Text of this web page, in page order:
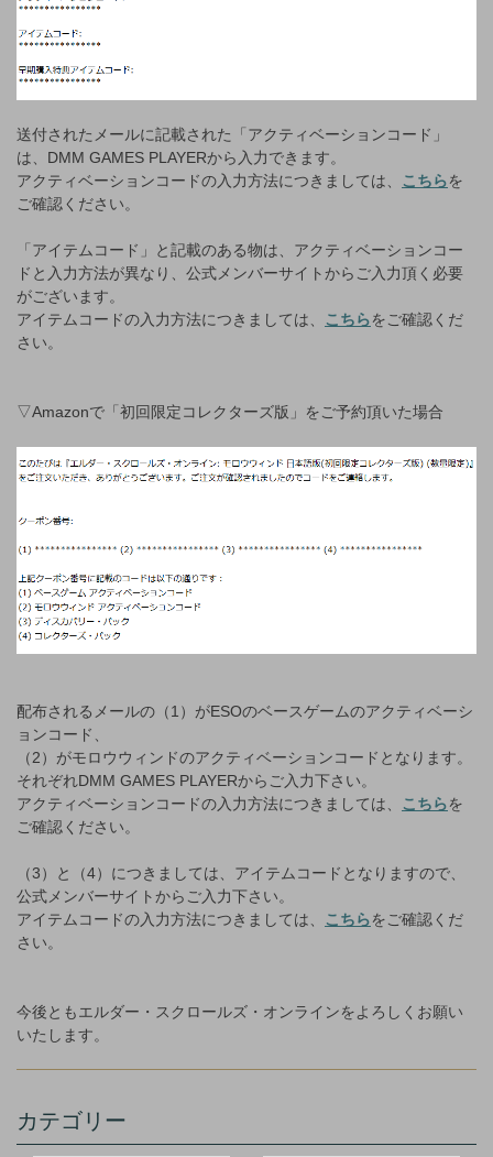
送付されたメールに記載された「アクティベーションコード」
は、DMM GAMES PLAYERから入力できます。
アクティベーションコードの入力方法につきましては、 こちらを
ご確認ください。
「アイテムコード」と記載のある物は、アクティベーションコー
ドと入力方法が異なり、公式メンバーサイトからご入力頂く必要
がございます。
アイテムコードの入力方法につきましては、 こちらをご確認くだ
さい。
▽Amazonで「初回限定コレクターズ版」をご予約頂いた場合
配布されるメールの（1）がESOのベースゲームのアクティベーシ
ョンコード、
（2）がモロウウィンドのアクティベーションコードとなります。
それぞれDMM GAMES PLAYERからご入力下さい。
アクティベーションコードの入力方法につきましては、 こちらを
ご確認ください。
（3）と（4）につきましては、アイテムコードとなりますので、
公式メンバーサイトからご入力下さい。
アイテムコードの入力方法につきましては、 こちらをご確認くだ
さい。
今後ともエルダー・スクロールズ・オンラインをよろしくお願い
いたします。
カテゴリー